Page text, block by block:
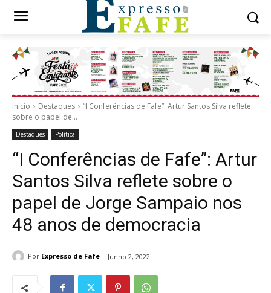
Início Destaques
“I Conferências de Fafe”: Artur Santos Silva reflete
sobre o papel de...
Destaques Política
“I Conferências de Fafe”: Artur
Santos Silva reflete sobre o
papel de Jorge Sampaio nos
48 anos de democracia
Por Expresso de Fafe Junho 2, 2022